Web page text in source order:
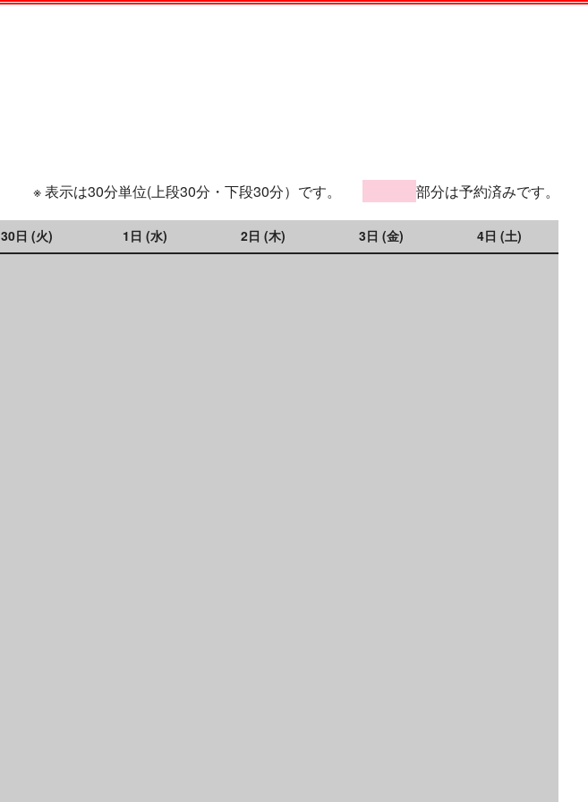
※ 表示は30分単位(上段30分・下段30分）です。 部分は予約済みです。
30日 (火) 1日 (水) 2日 (木) 3日 (金) 4日 (土)